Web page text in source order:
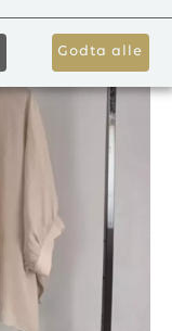
Godta alle